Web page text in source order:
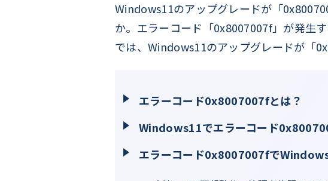
Windows11のアップグレードが「
か。エラーコード「0x8007007f」が発生
では、Windows11のアップグレードが「
エラーコード0x8007007fとは？
Windows11でエラーコード
エラーコード0x8007007fで